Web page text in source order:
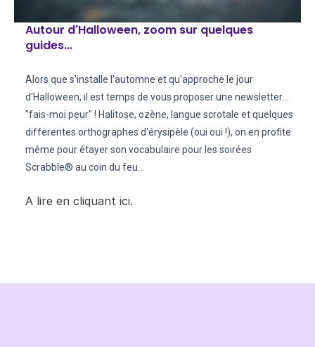
Autour d'Halloween, zoom sur quelques
guides...
​​​​Alors que s'installe l'automne et qu'approche le jour
d'Halloween, il est temps de vous proposer une newsletter...
"fais-moi peur" ! Halitose, ozène, langue scrotale et quelques
differentes orthographes d'érysipèle (oui oui !), on en profite
même pour étayer son vocabulaire pour les soirées
Scrabble® au coin du feu...
A lire en cliquant ici​.​